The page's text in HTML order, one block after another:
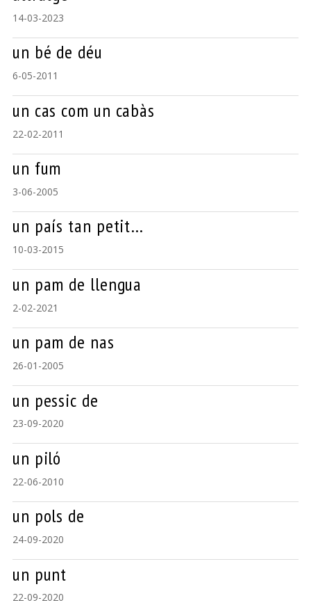
14-03-2023
un bé de déu
6-05-2011
un cas com un cabàs
22-02-2011
un fum
3-06-2005
un país tan petit…
10-03-2015
un pam de llengua
2-02-2021
un pam de nas
26-01-2005
un pessic de
23-09-2020
un piló
22-06-2010
un pols de
24-09-2020
un punt
22-09-2020